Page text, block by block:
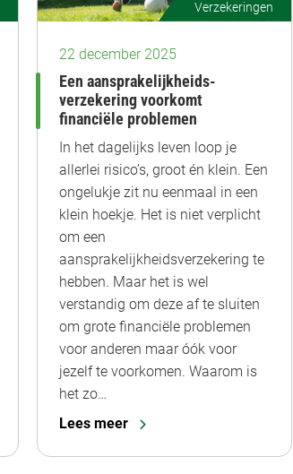
Verzekeringen
22 december 2025
Een aansprakelijkheids-
verzekering voorkomt
financiële problemen
In het dagelijks leven loop je
allerlei risico’s, groot én klein. Een
ongelukje zit nu eenmaal in een
klein hoekje. Het is niet verplicht
om een
aansprakelijkheidsverzekering te
hebben. Maar het is wel
verstandig om deze af te sluiten
om grote financiële problemen
voor anderen maar óók voor
jezelf te voorkomen. Waarom is
het zo…
Lees meer